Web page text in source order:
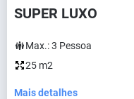
SUPER LUXO
Max.:3 Pessoa
25 m2
Mais detalhes